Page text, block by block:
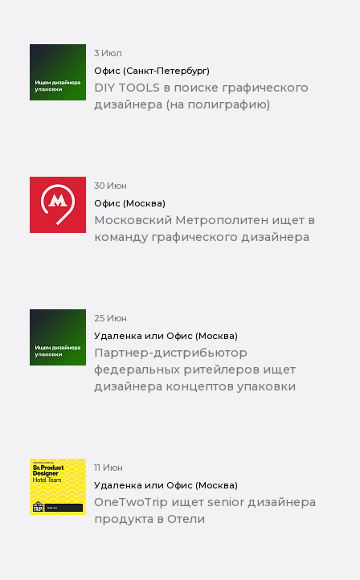
3 Июл
Офис (Санкт-Петербург)
DIY TOOLS в поиске графического
дизайнера (на полиграфию)
30 Июн
Офис (Москва)
Московский Метрополитен ищет в
команду графического дизайнера
25 Июн
Удаленка или Офис (Москва)
Партнер-дистрибьютор
федеральных ритейлеров ищет
дизайнера концептов упаковки
11 Июн
Удаленка или Офис (Москва)
OneTwoTrip ищет senior дизайнера
продукта в Отели